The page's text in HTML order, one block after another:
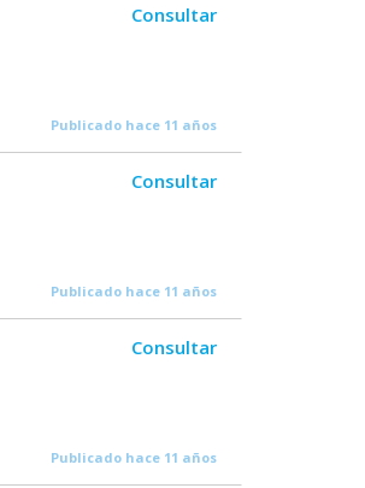
Consultar
Publicado hace 11 años
Consultar
Publicado hace 11 años
Consultar
Publicado hace 11 años